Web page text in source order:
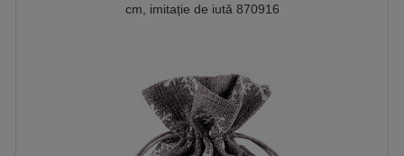
cm, imitație de iută 870916